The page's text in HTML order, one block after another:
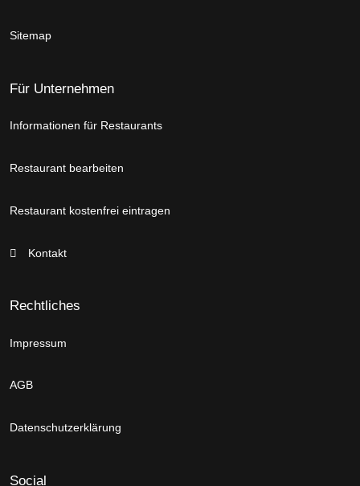
Sitemap
Für Unternehmen
Informationen für Restaurants
Restaurant bearbeiten
Restaurant kostenfrei eintragen
Kontakt
Rechtliches
Impressum
AGB
Datenschutzerklärung
Social